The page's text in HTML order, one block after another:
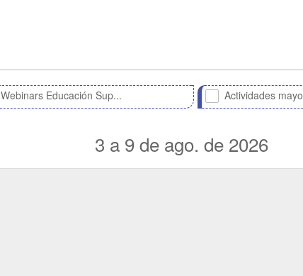
Webinars Educación Sup... Actividades mayo
3 a 9 de ago. de 2026